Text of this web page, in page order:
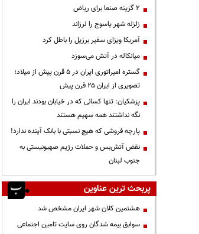
۲ گزینه صنعا برای ریاض
زلزله شهر یاسوج را لرزاند
آمریکا ویزای سفیر برزیل را باطل کرد
میانکاله در آتش می‌سوزد
گستره امپراتوری ایران در ۵ قرن پیش از میلاد؛
تصویری از ایران ۲۵ قرن پیش
پزشکیان: تنها کسانی که در خیابان بودند ایران را
نگه نداشتند همه سهیم هستند
پارچه فروشی که هیچ نسبتی با بانک آینده ندارد!
نقض آتش‌بس و حملات رژیم صهیونیستی به
جنوب لبنان
پربحث ترین عناوین
هشتمین کلان شهر ایران مشخص شد
سوابق بیمه شدگان روی سایت تامین اجتماعی